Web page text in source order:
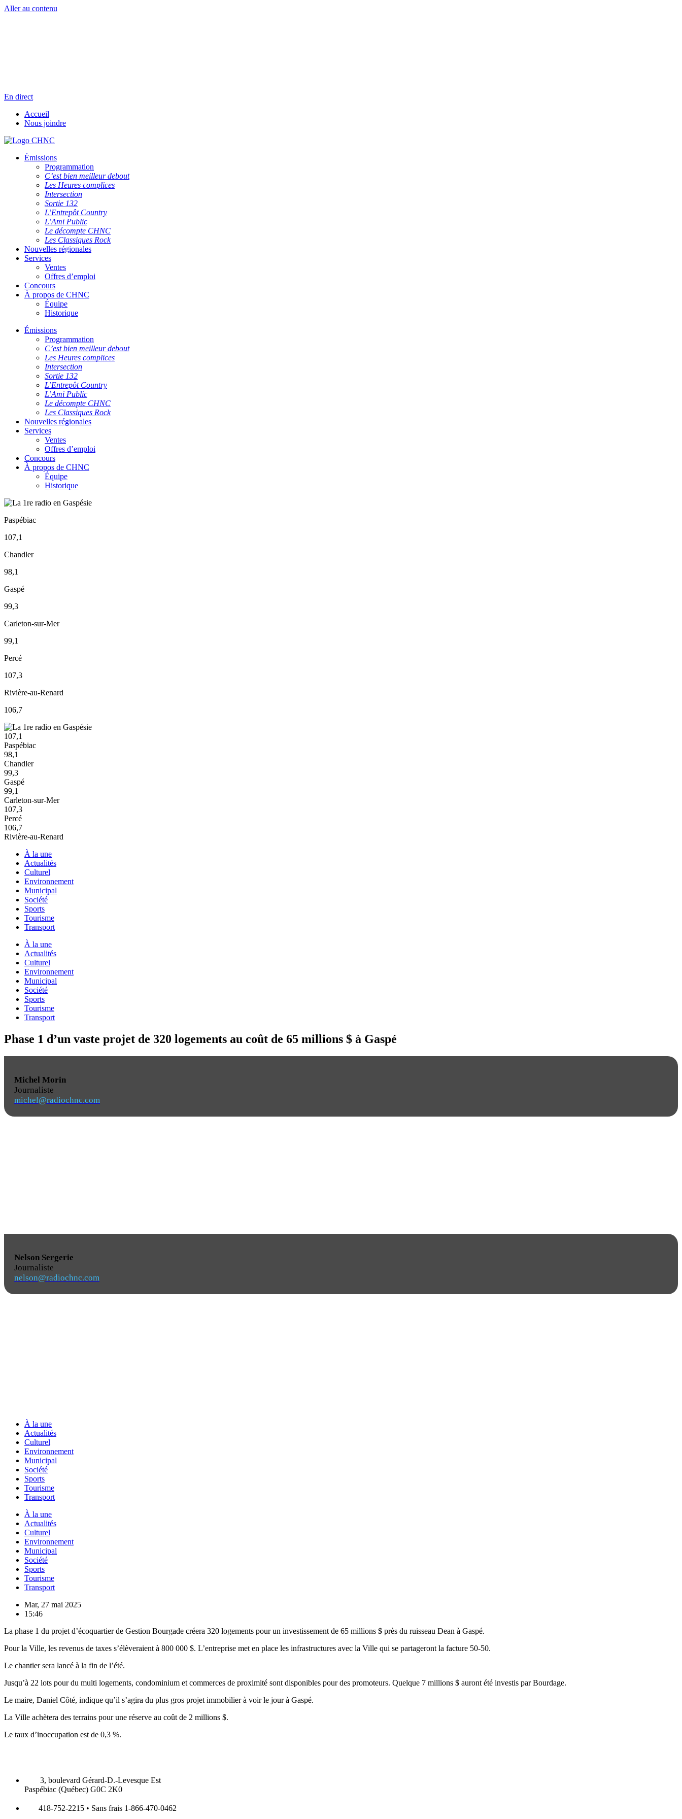
Aller au contenu
En direct
Accueil
Nous joindre
Émissions
Programmation
C’est bien meilleur debout
Les Heures complices
Intersection
Sortie 132
L’Entrepôt Country
L’Ami Public
Le décompte CHNC
Les Classiques Rock
Nouvelles régionales
Services
Ventes
Offres d’emploi
Concours
À propos de CHNC
Équipe
Historique
Émissions
Programmation
C’est bien meilleur debout
Les Heures complices
Intersection
Sortie 132
L’Entrepôt Country
L’Ami Public
Le décompte CHNC
Les Classiques Rock
Nouvelles régionales
Services
Ventes
Offres d’emploi
Concours
À propos de CHNC
Équipe
Historique
Paspébiac
107,1
Chandler
98,1
Gaspé
99,3
Carleton-sur-Mer
99,1
Percé
107,3
Rivière-au-Renard
106,7
107,1
Paspébiac
98,1
Chandler
99,3
Gaspé
99,1
Carleton-sur-Mer
107,3
Percé
106,7
Rivière-au-Renard
À la une
Actualités
Culturel
Environnement
Municipal
Société
Sports
Tourisme
Transport
À la une
Actualités
Culturel
Environnement
Municipal
Société
Sports
Tourisme
Transport
Phase 1 d’un vaste projet de 320 logements au coût de 65 millions $ à Gaspé
Michel Morin
Journaliste
michel@radiochnc.com
Nelson Sergerie
Journaliste
nelson@radiochnc.com
À la une
Actualités
Culturel
Environnement
Municipal
Société
Sports
Tourisme
Transport
À la une
Actualités
Culturel
Environnement
Municipal
Société
Sports
Tourisme
Transport
Mar, 27 mai 2025
15:46
La phase 1 du projet d’écoquartier de Gestion Bourgade créera 320 logements pour un investissement de 65 millions $ près du ruisseau Dean à Gaspé.
Pour la Ville, les revenus de taxes s’élèveraient à 800 000 $. L’entreprise met en place les infrastructures avec la Ville qui se partageront la facture 50-50.
Le chantier sera lancé à la fin de l’été.
Jusqu’à 22 lots pour du multi logements, condominium et commerces de proximité sont disponibles pour des promoteurs. Quelque 7 millions $ auront été investis par Bourdage.
Le maire, Daniel Côté, indique qu’il s’agira du plus gros projet immobilier à voir le jour à Gaspé.
La Ville achètera des terrains pour une réserve au coût de 2 millions $.
Le taux d’inoccupation est de 0,3 %.
3, boulevard Gérard-D.-Levesque Est
Paspébiac (Québec) G0C 2K0
418-752-2215 • Sans frais 1-866-470-0462